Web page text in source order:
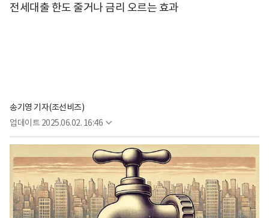
전세대출 한도 줄거나 금리 오르는 효과
송기영 기자(조선비즈)
업데이트 2025.06.02. 16:46